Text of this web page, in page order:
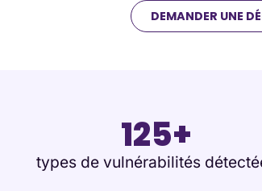
DEMANDER UNE
125+
types de vulnérabilités